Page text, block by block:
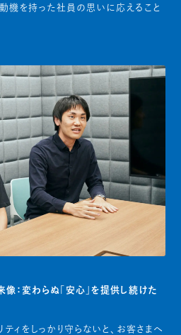
機を持った社員の思いに応えること
：変わらぬ「安心」を提供し続けた
ィをしっかり守らないと、お客さまへ